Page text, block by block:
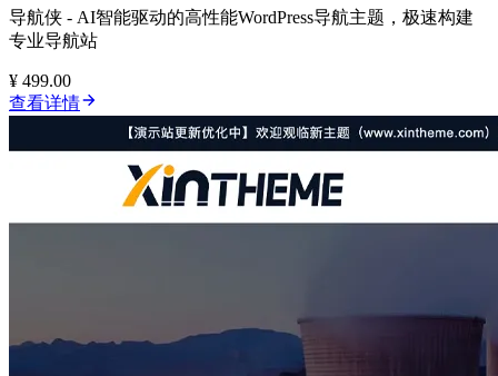
导航侠 - AI智能驱动的高性能WordPress导航主题，极速构建
专业导航站
¥ 499.00
查看详情